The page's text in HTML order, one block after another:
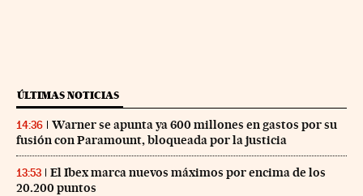
ÚLTIMAS NOTICIAS
14:36
Warner se apunta ya 600 millones en gastos por su
fusión con Paramount, bloqueada por la justicia
13:53
El Ibex marca nuevos máximos por encima de los
20.200 puntos